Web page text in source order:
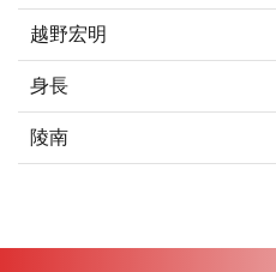
越野宏明
身長
陵南